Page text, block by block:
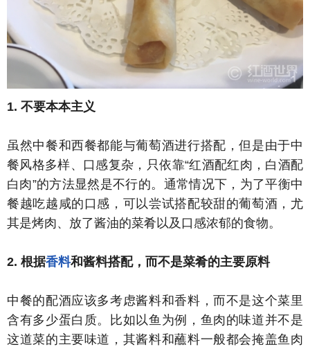
1. 不要本本主义
虽然中餐和西餐都能与葡萄酒进行搭配，但是由于中
餐风格多样、口感复杂，只依靠“红酒配红肉，白酒配
白肉”的方法显然是不行的。通常情况下，为了平衡中
餐越吃越咸的口感，可以尝试搭配较甜的葡萄酒，尤
其是烤肉、放了酱油的菜肴以及口感浓郁的食物。
2. 根据香料和酱料搭配，而不是菜肴的主要原料
中餐的配酒应该多考虑酱料和香料，而不是这个菜里
含有多少蛋白质。比如以鱼为例，鱼肉的味道并不是
这道菜的主要味道，其酱料和蘸料一般都会掩盖鱼肉